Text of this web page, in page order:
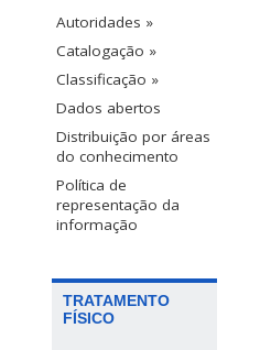
Autoridades »
Catalogação »
Classificação »
Dados abertos
Distribuição por áreas
do conhecimento
Política de
representação da
informação
TRATAMENTO
FÍSICO